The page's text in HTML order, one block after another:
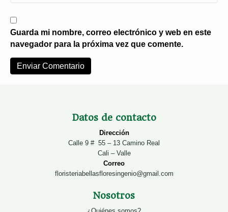
Guarda mi nombre, correo electrónico y web en este
navegador para la próxima vez que comente.
Datos de contacto
Dirección
Calle 9 # 55 – 13 Camino Real
Cali – Valle
Correo
floristeriabellasfloresingenio@gmail.com
Nosotros